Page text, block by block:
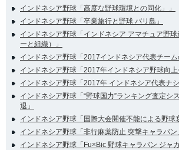
インドネシア野球「高度な野球環境との同化」」
インドネシア野球「卒業旅行と野球 バリ島」
インドネシア野球「インドネシア アマチュア野
ーと組織）」
インドネシア野球「2017インドネシア代表チーム
インドネシア野球「2017年インドネシア野球向上
インドネシア野球「2017年 インドネシア代表ナ
インドネシア野球「“野球国力”ランキング査定シ
退」
インドネシア野球「国際大会開催不能による野球
インドネシア野球「非行麻薬防止 突撃キャラバン
インドネシア野球「Fu×Bic 野球キャラバン ジャカ